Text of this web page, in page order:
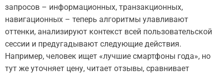
запросов – информационных, транзакционных,
навигационных – теперь алгоритмы улавливают
оттенки, анализируют контекст всей пользовательской
сессии и предугадывают следующие действия.
Например, человек ищет «лучшие смартфоны года», но
тут же уточняет цену, читает отзывы, сравнивает